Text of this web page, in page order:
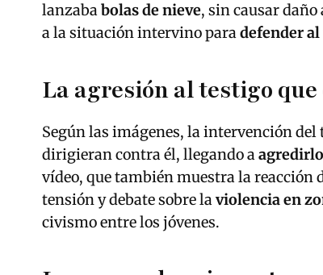
lanzababolas de nieve, sin causar
a la situación intervino paradefender
La agresión al testigo
Según las imágenes, la intervención del
dirigieran contra él, llegando aagredirlo
vídeo, que también muestra la reacción
tensión y debate sobre laviolencia en
civismo entre los jóvenes.